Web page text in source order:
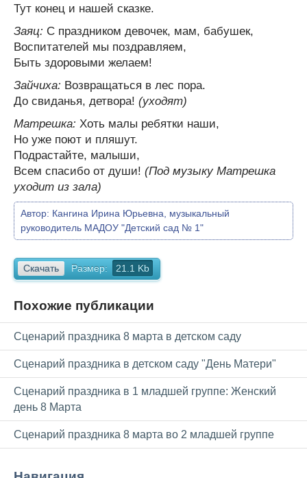
Тут конец и нашей сказке.
Заяц: С праздником девочек, мам, бабушек,
Воспитателей мы поздравляем,
Быть здоровыми желаем!
Зайчиха: Возвращаться в лес пора.
До свиданья, детвора! (уходят)
Матрешка: Хоть малы ребятки наши,
Но уже поют и пляшут.
Подрастайте, малыши,
Всем спасибо от души! (Под музыку Матрешка
уходит из зала)
Автор: Кангина Ирина Юрьевна, музыкальный
руководитель МАДОУ "Детский сад № 1"
Скачать Размер: 21.1 Kb
Похожие публикации
Сценарий праздника 8 марта в детском саду
Сценарий праздника в детском саду "День Матери"
Сценарий праздника в 1 младшей группе: Женский
день 8 Марта
Сценарий праздника 8 марта во 2 младшей группе